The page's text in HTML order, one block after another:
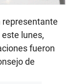
representante
lunes,
fueron
de